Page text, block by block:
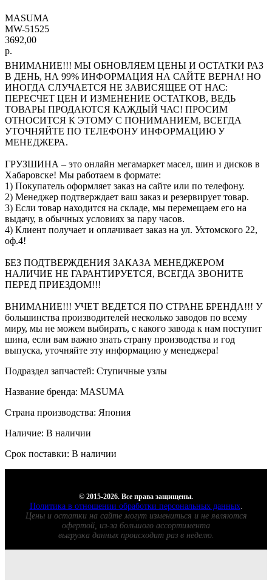
MASUMA
MW-51525
3692,00
р.
ВНИМАНИЕ!!! МЫ ОБНОВЛЯЕМ ЦЕНЫ И ОСТАТКИ РАЗ
В ДЕНЬ, НА 99% ИНФОРМАЦИЯ НА САЙТЕ ВЕРНА! НО
ИНОГДА СЛУЧАЕТСЯ НЕ ЗАВИСЯЩЕЕ ОТ НАС:
ПЕРЕСЧЕТ ЦЕН И ИЗМЕНЕНИЕ ОСТАТКОВ, ВЕДЬ
ТОВАРЫ ПРОДАЮТСЯ КАЖДЫЙ ЧАС! ПРОСИМ
ОТНОСИТСЯ К ЭТОМУ С ПОНИМАНИЕМ, ВСЕГДА
УТОЧНЯЙТЕ ПО ТЕЛЕФОНУ ИНФОРМАЦИЮ У
МЕНЕДЖЕРА.
ГРУЗШИНА – это онлайн мегамаркет масел, шин и дисков в
Хабаровске! Мы работаем в формате:
1) Покупатель оформляет заказ на сайте или по телефону.
2) Менеджер подтверждает ваш заказ и резервирует товар.
3) Если товар находится на складе, мы перемещаем его на
выдачу, в обычных условиях за пару часов.
4) Клиент получает и оплачивает заказ на ул. Ухтомского 22,
оф.4!
БЕЗ ПОДТВЕРЖДЕНИЯ ЗАКАЗА МЕНЕДЖЕРОМ
НАЛИЧИЕ НЕ ГАРАНТИРУЕТСЯ, ВСЕГДА ЗВОНИТЕ
ПЕРЕД ПРИЕЗДОМ!!!
ВНИМАНИЕ!!! УЧЕТ ВЕДЕТСЯ ПО СТРАНЕ БРЕНДА!!! У
большинства производителей несколько заводов по всему
миру, мы не можем выбирать, с какого завода к нам поступит
шина, если вам важно знать страну производства и год
выпуска, уточняйте эту информацию у менеджера!
Подраздел запчастей: Ступичные узлы
Название бренда: MASUMA
Страна производства: Япония
Наличие: В наличии
Срок поставки: В наличии
© 2015-2026. Все права защищены.
Политика в отношении обработки персональных данных.
Цены и остатки на сайте могут измениться и не являются
офертой, из-за большого ассортимента
выгрузка данных происходит раз в неделю.